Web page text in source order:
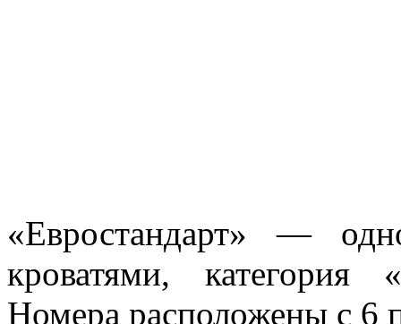
«Евростандарт» —
кроватями, категория
Номера расположены с 6